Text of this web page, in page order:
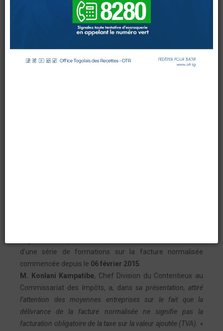
DOUANES
Douane Togolaise
CADASTRE &
RENCONTREE CE JEUDI
Mis à jour : 16 avril 2015
Affichages : 5390
d’une série de formations sur la facture normalisée
commencée depuis le 06 février 2015.
M. Konlani Kampatibe, Chef Division du Contentieux au
Commissariat des Impôts, a, dans sa présentation, attiré
l’attention des moyennes entreprises sur le fait que la
délivrance de la facture normalisée ne signifie pas la
facturation obligatoire de la taxe sur la valeur ajoutée (TVA). «